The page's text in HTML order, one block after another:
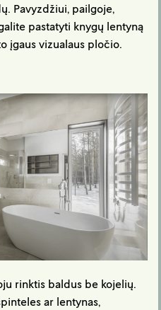
Pavyzdžiui, pailgoje,
pastatyti knygų lentyną
įgaus vizualaus pločio.
rinktis baldus be kojelių.
ar lentynas,